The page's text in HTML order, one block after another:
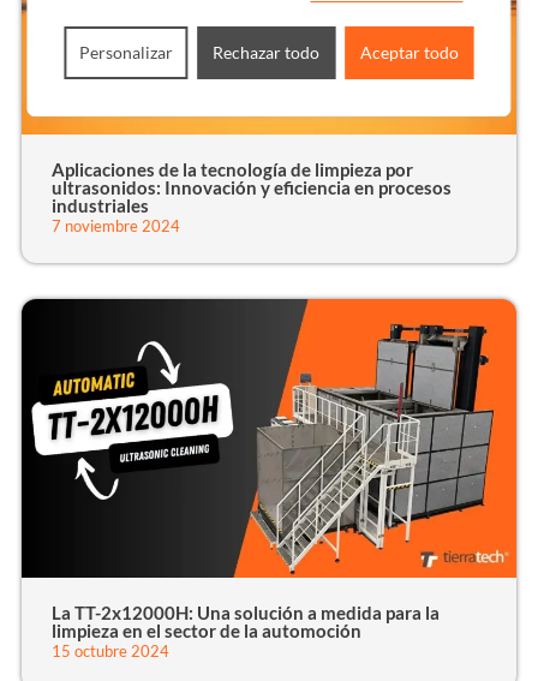
Personalizar Rechazar todo Aceptar todo
Aplicaciones de la tecnología de limpieza por
ultrasonidos: Innovación y eficiencia en procesos
industriales
7 noviembre 2024
La TT-2x12000H: Una solución a medida para la
limpieza en el sector de la automoción
15 octubre 2024